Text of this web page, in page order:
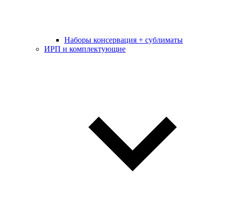
Наборы консервация + сублиматы
ИРП и комплектующие